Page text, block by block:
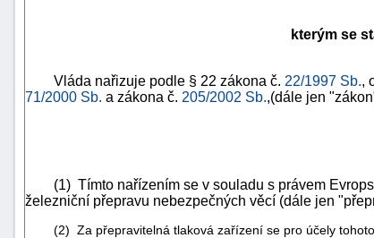
kterým se
Vláda nařizuje podle § 22 zákona č. 22/1997 Sb.,
71/2000 Sb. a zákona č. 205/2002 Sb.,(dále jen
(1) Tímto nařízením se v souladu s právem
železniční přepravu nebezpečných věcí (dále jen
(2) Za přepravitelná tlaková zařízení se pro účely